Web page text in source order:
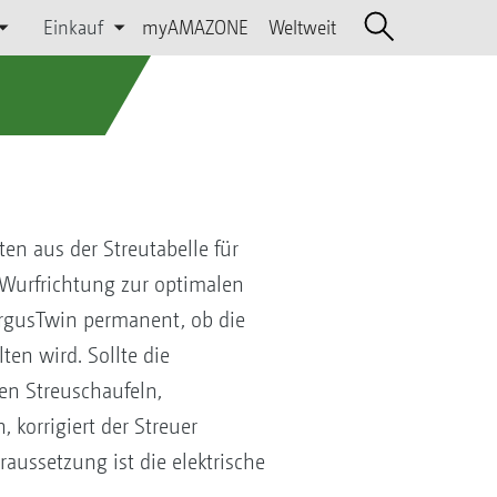
Einkauf myAMAZONE Weltweit
aus der Streutabelle für
zur optimalen
permanent, ob die
wird. Sollte die
Streuschaufeln,
korrigiert der Streuer
ist die elektrische